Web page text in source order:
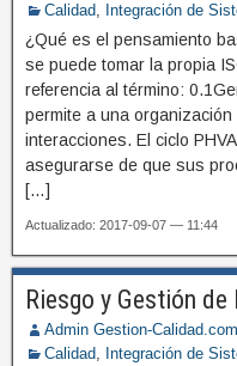
Calidad, Integración de
¿Qué es el pensamiento
se puede tomar la propia
referencia al término:
permite a una
interacciones. El ciclo
asegurarse de que sus
[…]
Actualizado: 2017-09-07 — 11:44
Riesgo y Gestión
Admin Gestion-Calidad.com
Calidad, Integración de